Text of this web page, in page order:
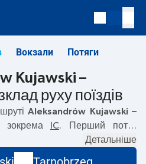
Вокзали Потяги
Kujawski –
руху поїздів
Aleksandrów Kujawski –
зокрема IC. Перший потяг
PKP Aleksandrów Kujawski.
вирушає о 13:29. Наразі
Детальніше